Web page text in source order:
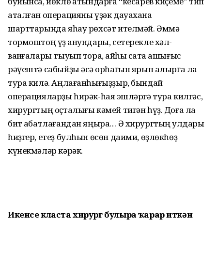
аталған операцияны үҙәк дауахана
шарттарында яһау рөхсәт ителмәй. Әммә
тормоштоң үҙ ҡанундары, сетерекле хәл-
ваҡиғалары тыуып тора, ҡайһы саҡта ашығыс
рәүештә сабыйҙы әсә ҡорһағын ярып алырға ла
тура килә. Аңлағанһығыҙҙыр, бындай
операцияларҙы һирәк-һаяҡ эшләргә тура килгәс,
хирургтың оҫталығы кәмей тигән һүҙ. Доға ла
бит ҡабатлағандан яңыра… Ә хирургтың ҡулдары
һиҙгер, етеҙ булһын өсөн даими, өҙлөкһөҙ
күнекмәләр кәрәк.
Икенсе класта хирург булырға ҡарар иткән